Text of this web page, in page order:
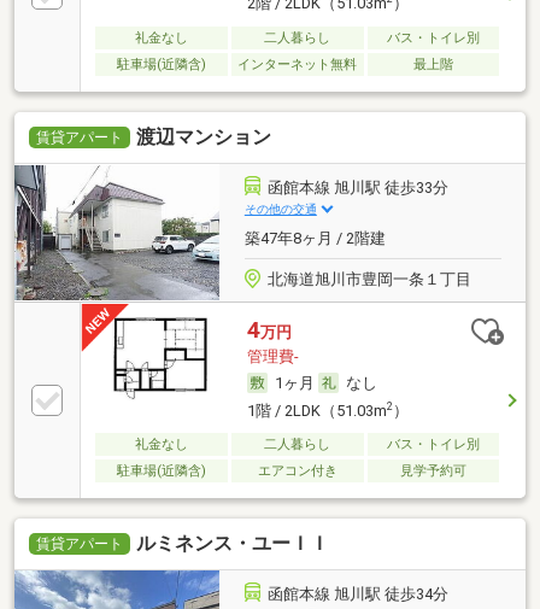
2階 / 2LDK（51.03m ）
礼金なし 二人暮らし
バス・トイレ別
駐車場(近隣含)
インターネット無料 最上階
賃貸アパート 渡辺マンション
函館本線 旭川駅 徒歩33分
その他の交通
築47年8ヶ月 / 2階建
北海道旭川市豊岡一条１丁目
4万円
管理費-
1ヶ月
なし
1階 / 2LDK（51.03m2）
礼金なし 二人暮らし
バス・トイレ別
駐車場(近隣含)
エアコン付き 見学予約可
賃貸アパート ルミネンス・ユーＩＩ
函館本線 旭川駅 徒歩34分